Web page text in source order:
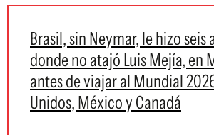
Brasil, sin Neymar, le hizo seis
donde no atajó Luis Mejía, en
antes de viajar al Mundial
Unidos, México y Canadá